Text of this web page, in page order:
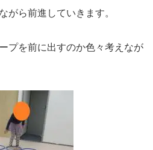
がら前進していきます。
プを前に出すのか色々考えなが